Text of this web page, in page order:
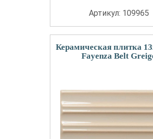
Артикул: 109965
Керамическая плитка
Fayenza Belt